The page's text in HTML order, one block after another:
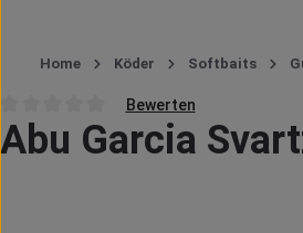
Home Köder Softbaits
Durchschnittliche Bewertung von 0 von 5
Bewerten
Abu Garcia